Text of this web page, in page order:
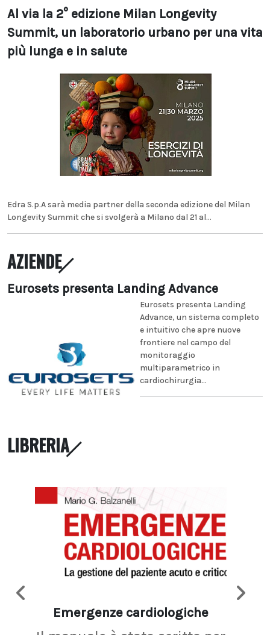
Al via la 2° edizione Milan Longevity
Summit, un laboratorio urbano per una vita
più lunga e in salute
Edra S.p.A sarà media partner della seconda edizione del Milan
Longevity Summit che si svolgerà a Milano dal 21 al...
AZIENDE
Eurosets presenta Landing Advance
Eurosets presenta Landing
Advance, un sistema completo
e intuitivo che apre nuove
frontiere nel campo del
monitoraggio
multiparametrico in
cardiochirurgia...
LIBRERIA
Emergenze cardiologiche